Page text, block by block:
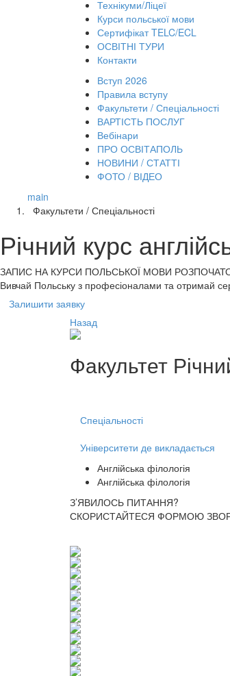
Технікуми/Ліцеї
Курси польської мови
Сертифікат TELC/ECL
ОСВІТНІ ТУРИ
Контакти
Вступ 2026
Правила вступу
Факультети / Спеціальності
ВАРТІСТЬ ПОСЛУГ
Вебінари
ПРО ОСВІТАПОЛЬ
НОВИНИ / СТАТТІ
ФОТО / ВІДЕО
main
Факультети / Спеціальності
Річний курс
ЗАПИС НА КУРСИ ПОЛЬСЬКОЇ МОВИ
Вивчай Польську з професіоналами та отримай
Залишити заявку
Назад
Факультет
Спеціальності
Університети де викладається
Англійська філологія
Англійська філологія
З’ЯВИЛОСЬ ПИТАННЯ?
СКОРИСТАЙТЕСЯ ФОРМОЮ